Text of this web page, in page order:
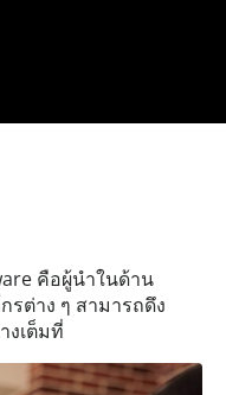
คือผู้นำในด้าน
รต่าง ๆ สามารถดึง
งเต็มที่